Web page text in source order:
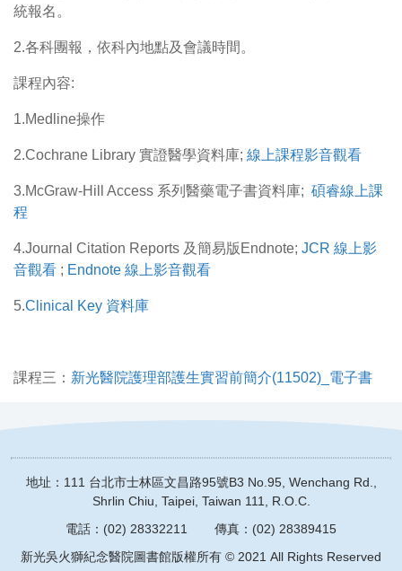
統報名。
2.各科團報，依科內地點及會議時間。
課程內容:
1.Medline操作
2.Cochrane Library 實證醫學資料庫; 線上課程影音觀看
3.McGraw-Hill Access 系列醫藥電子書資料庫; 碩睿線上課
程
4.Journal Citation Reports 及簡易版Endnote; JCR 線上影
音觀看 ; Endnote 線上影音觀看
5.Clinical Key 資料庫
課程三： 新光醫院護理部護生實習前簡介(11502)_電子書
地址：111 台北市士林區文昌路95號B3 No.95, Wenchang Rd.,
Shrlin Chiu, Taipei, Taiwan 111, R.O.C.
電話：(02) 28332211
傳真：(02) 28389415
新光吳火獅紀念醫院圖書館版權所有 © 2021 All Rights Reserved